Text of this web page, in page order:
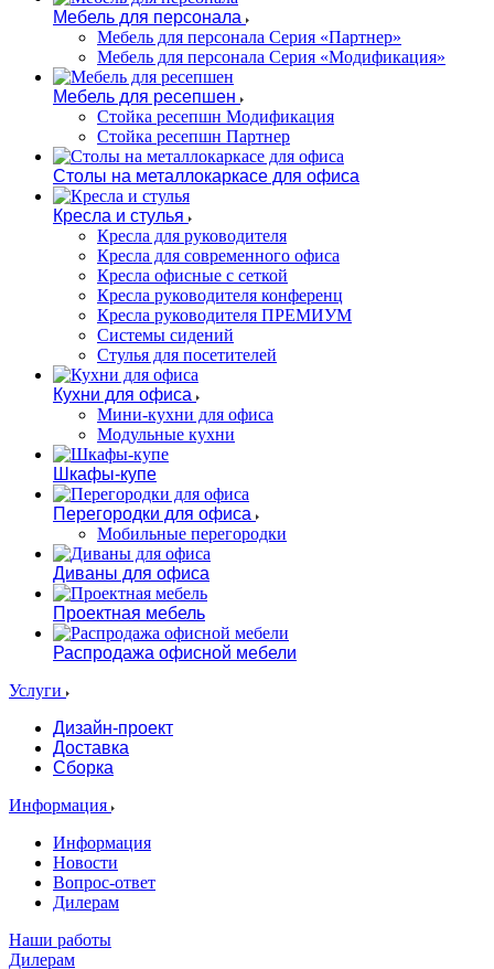
Мебель для персонала
Мебель для персонала Серия «Партнер»
Мебель для персонала Серия «Модификация»
Мебель для ресепшен
Стойка ресепшн Модификация
Стойка ресепшн Партнер
Столы на металлокаркасе для офиса
Кресла и стулья
Кресла для руководителя
Кресла для современного офиса
Кресла офисные с сеткой
Кресла руководителя конференц
Кресла руководителя ПРЕМИУМ
Системы сидений
Стулья для посетителей
Кухни для офиса
Мини-кухни для офиса
Модульные кухни
Шкафы-купе
Перегородки для офиса
Мобильные перегородки
Диваны для офиса
Проектная мебель
Распродажа офисной мебели
Услуги
Дизайн-проект
Доставка
Сборка
Информация
Информация
Новости
Вопрос-ответ
Дилерам
Наши работы
Дилерам